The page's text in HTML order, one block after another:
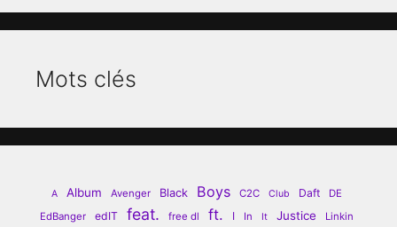
Mots clés
A Album Avenger Black Boys C2C Club Daft
DE
EdBanger
edIT feat. free dl ft. I In It Justice Linkin